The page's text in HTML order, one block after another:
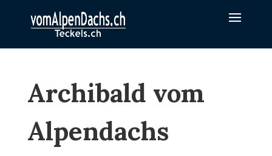
Archibald vom
Alpendachs